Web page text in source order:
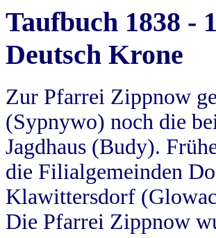
Taufbuch 1838 -
Deutsch Krone
Zur Pfarrei Zippnow
(Sypnywo) noch die
Jagdhaus (Budy).
die Filialgemeinden
Klawittersdorf
Die Pfarrei Zippnow